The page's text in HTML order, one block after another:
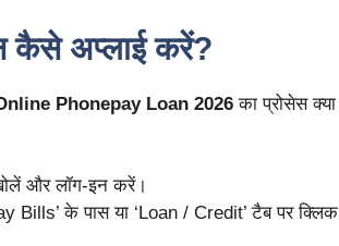
अप्लाई करें?
Phonepay Loan 2026 का प्रोसेस क्या
और लॉग-इन करें।
Bills’ के पास या ‘Loan / Credit’ टैब पर क्लिक